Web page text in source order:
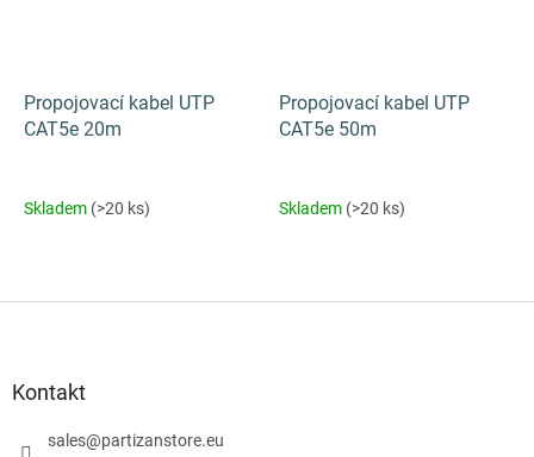
Propojovací kabel UTP
CAT5e 20m
Skladem (>20 ks)
Propojovací kabel UTP
CAT5e 50m
Skladem (>20 ks)
Kontakt
sales@partizanstore.eu